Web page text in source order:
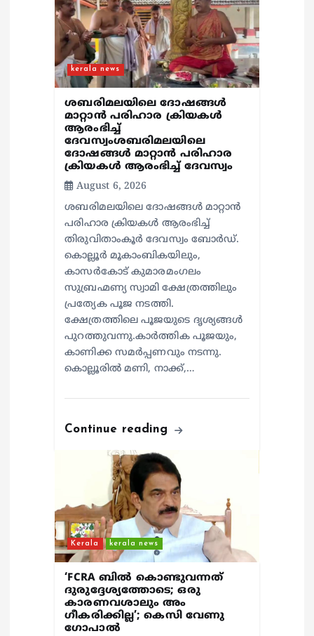
kerala news
ശബരിമലയിലെ ദോഷങ്ങൾ
മാറ്റാൻ പരിഹാര ക്രിയകൾ
ആരംഭിച്ച്
ദേവസ്വംശബരിമലയിലെ
ദോഷങ്ങൾ മാറ്റാൻ പരിഹാര
ക്രിയകൾ ആരംഭിച്ച് ദേവസ്വം
August 6, 2026
ശബരിമലയിലെ ദോഷങ്ങൾ മാറ്റാൻ
പരിഹാര ക്രിയകൾ ആരംഭിച്ച്
തിരുവിതാംകൂർ ദേവസ്വം ബോർഡ്.
കൊല്ലൂർ മൂകാംബികയിലും,
കാസർകോട് കുമാരമംഗലം
സുബ്രഹ്മണ്യ സ്വാമി ക്ഷേത്രത്തിലും
പ്രത്യേക പൂജ നടത്തി.
ക്ഷേത്രത്തിലെ പൂജയുടെ ദൃശ്യങ്ങൾ
പുറത്തുവന്നു.കാർത്തിക പൂജയും,
കാണിക്ക സമർപ്പണവും നടന്നു.
കൊല്ലൂരിൽ മണി, നാക്ക്,…
Continue reading
Kerala kerala news
‘FCRA ബിൽ കൊണ്ടുവന്നത്
ദുരുദ്ദേശ്യത്തോടെ; ഒരു
കാരണവശാലും അം​
ഗീകരിക്കില്ല’; കെസി വേണു​
ഗോപാൽ